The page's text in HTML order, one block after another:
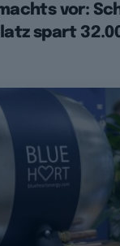
vor:
spart